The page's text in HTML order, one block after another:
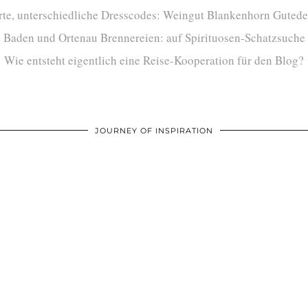
unterschiedliche Dresscodes: Weingut Blankenhorn
Baden und Ortenau Brennereien: auf Spirituosen-Schatzsuche
Wie entsteht eigentlich eine Reise-Kooperation für den Blog?
JOURNEY OF INSPIRATION